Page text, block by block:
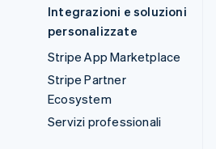
Integrazioni e soluzioni
personalizzate
Stripe App Marketplace
Stripe Partner
Ecosystem
Servizi professionali